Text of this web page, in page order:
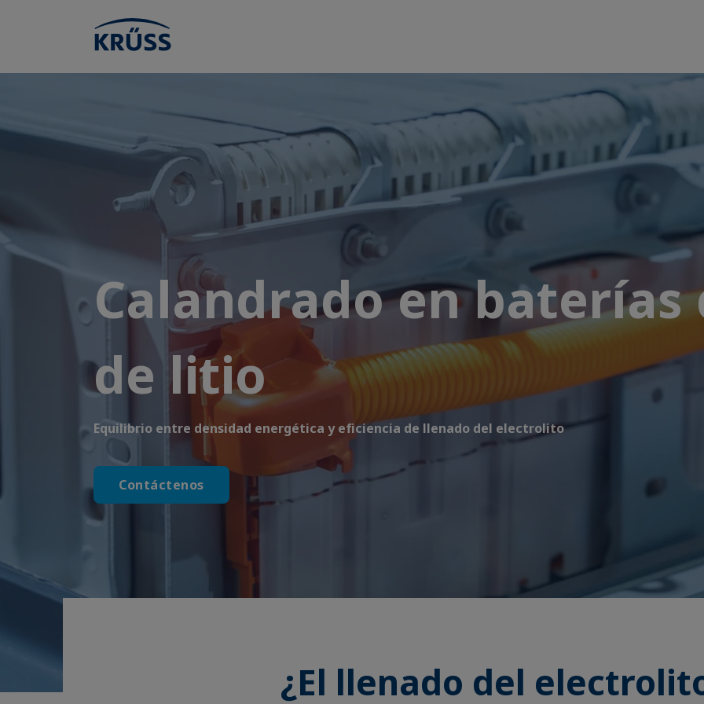
Calandrado en baterías
de litio
Equilibrio entre densidad energética y eficiencia de llenado del electrolito
Contáctenos
¿El llenado del